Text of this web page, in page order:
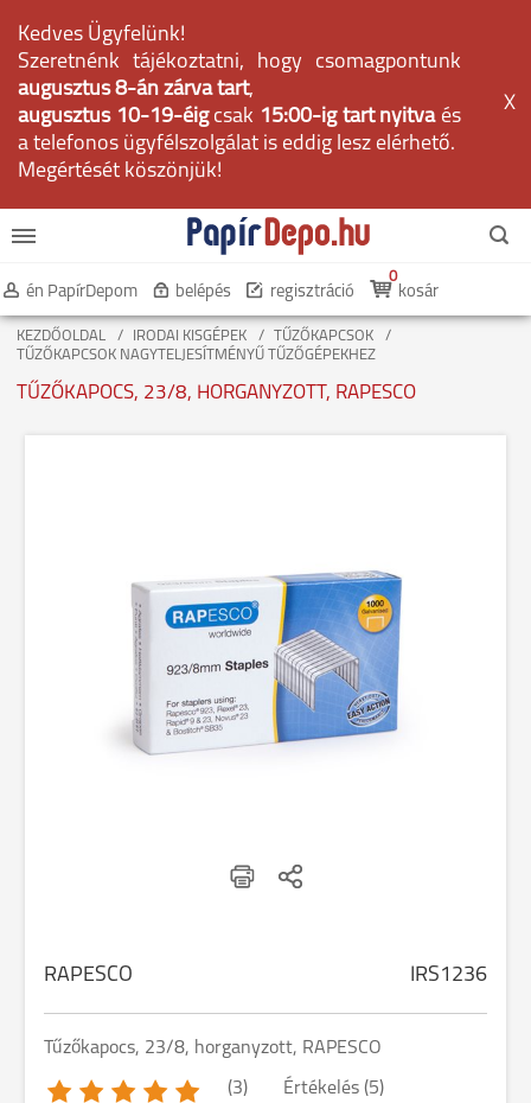
Kedves Ügyfelünk!
Szeretnénk tájékoztatni, hogy csomagpontunk
augusztus 8-án zárva tart,
augusztus 10-19-éig csak 15:00-ig tart nyitvaés
a telefonos ügyfélszolgálat is eddig lesz elérhető.
Megértését köszönjük!
X
én PapírDepom belépés regisztráció kosár
0
KEZDŐOLDAL IRODAI KISGÉPEK
TŰZŐKAPCSOK
TŰZŐKAPCSOK NAGYTELJESÍTMÉNYŰ TŰZŐGÉPEKHEZ
TŰZŐKAPOCS, 23/8, HORGANYZOTT, RAPESCO
RAPESCO IRS1236
Tűzőkapocs, 23/8, horganyzott, RAPESCO
(3) Értékelés (5)